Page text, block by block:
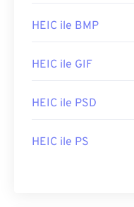
HEIC ile BMP
HEIC ile GIF
HEIC ile PSD
HEIC ile PS